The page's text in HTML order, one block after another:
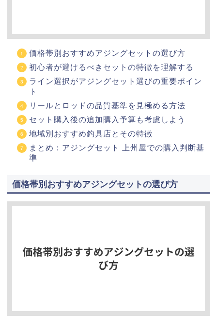
価格帯別おすすめアジングセットの選び方
初心者が避けるべきセットの特徴を理解する
ライン選択がアジングセット選びの重要ポイン
ト
リールとロッドの品質基準を見極める方法
セット購入後の追加購入予算も考慮しよう
地域別おすすめ釣具店とその特徴
まとめ：アジングセット 上州屋での購入判断基
準
価格帯別おすすめアジングセットの選び方